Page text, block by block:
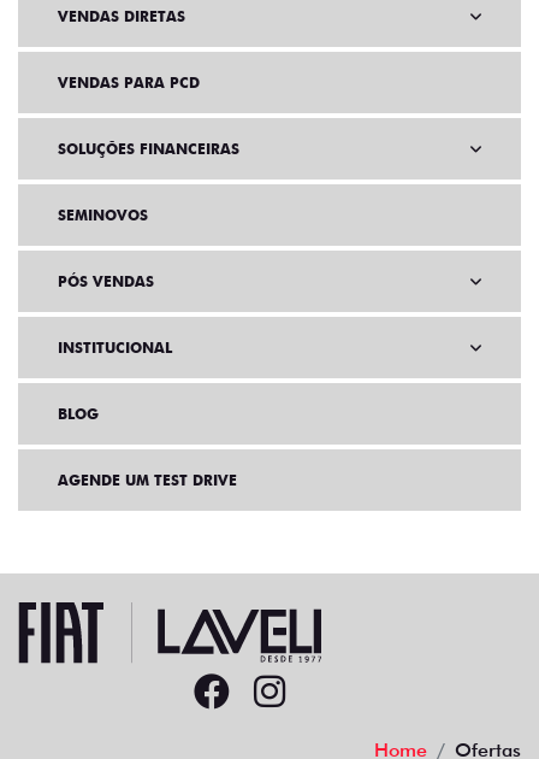
VENDAS DIRETAS
VENDAS PARA PCD
SOLUÇÕES FINANCEIRAS
SEMINOVOS
PÓS VENDAS
INSTITUCIONAL
BLOG
AGENDE UM TEST DRIVE
Home Ofertas